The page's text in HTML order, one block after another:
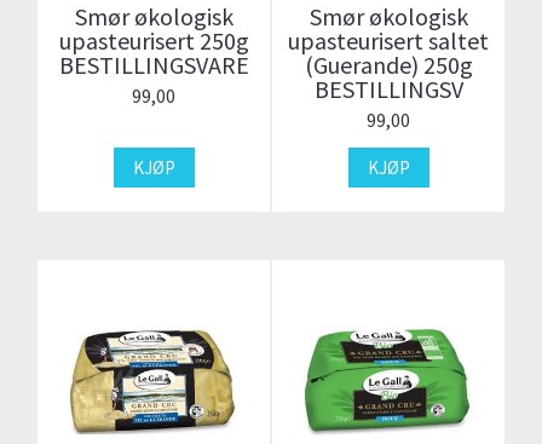
Smør økologisk
upasteurisert 250g
BESTILLINGSVARE
99,00
KJØP
Smør økologisk
upasteurisert saltet
(Guerande) 250g
BESTILLINGSV
99,00
KJØP